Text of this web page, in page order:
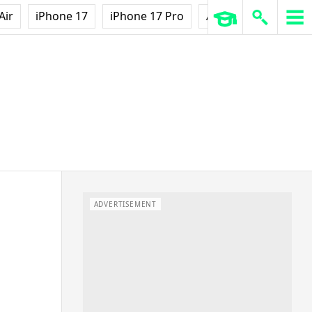
iPhone 17 iPhone 17 Pro AirPods Pro 3
ADVERTISEMENT